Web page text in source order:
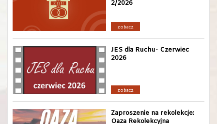
2/2026
zobacz
JES dla Ruchu- Czerwiec
2026
zobacz
Zaproszenie na rekolekcje:
Oaza Rekolekcyjna